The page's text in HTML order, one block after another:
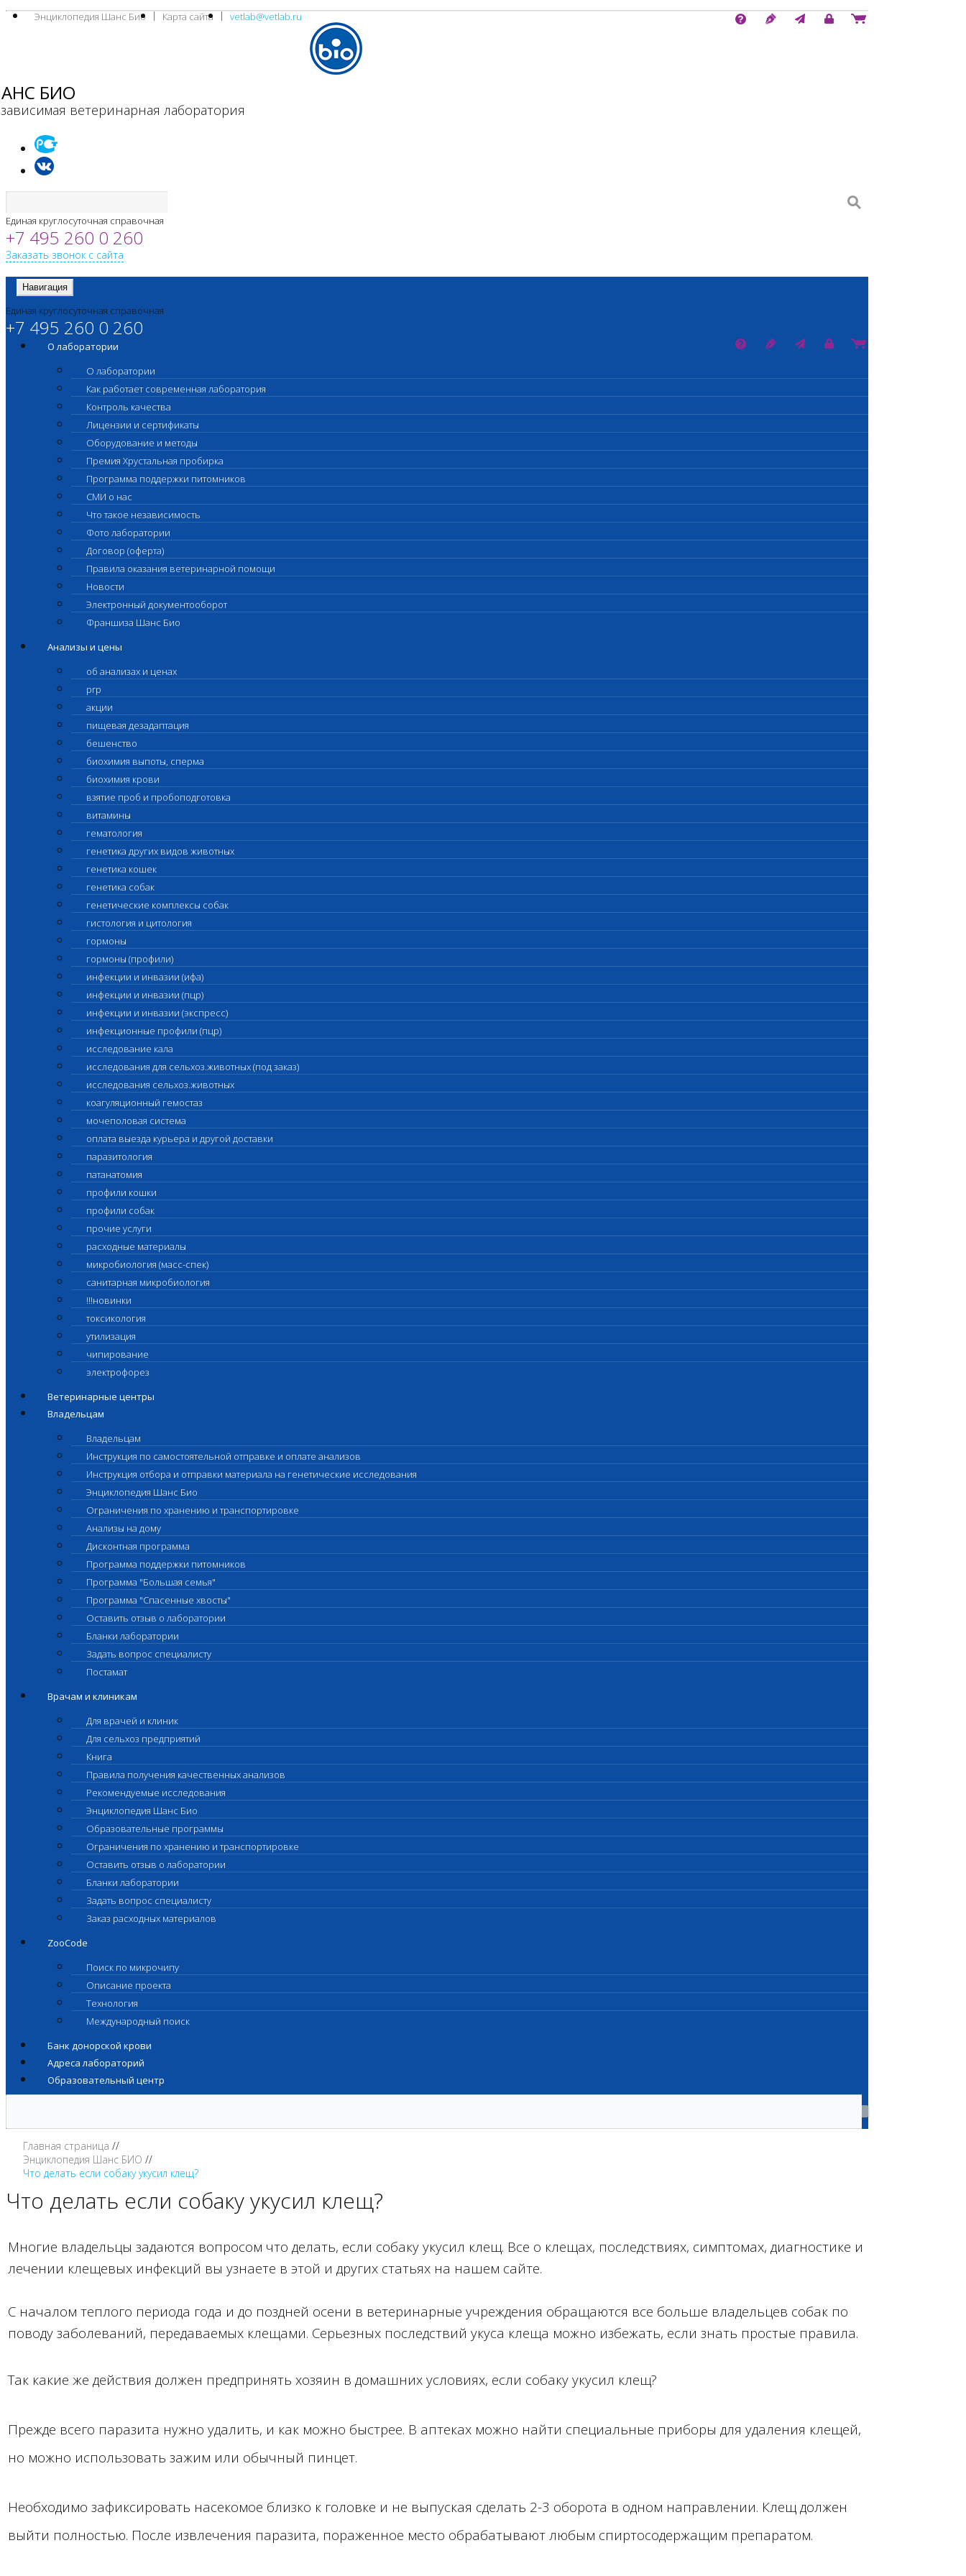
Энциклопедия Шанс Био Карта сайта vetlab@vetlab.ru
БИО
ветеринарная лаборатория
Единая круглосуточная справочная
+7 495 260 0 260
Заказать звонок с сайта
Навигация
Единая круглосуточная справочная
+7 495 260 0 260
О лаборатории
О лаборатории
Как работает современная лаборатория
Контроль качества
Лицензии и сертификаты
Оборудование и методы
Премия Хрустальная пробирка
Программа поддержки питомников
СМИ о нас
Что такое независимость
Фото лаборатории
Договор (оферта)
Правила оказания ветеринарной помощи
Новости
Электронный документооборот
Франшиза Шанс Био
Анализы и цены
об анализах и ценах
prp
акции
пищевая дезадаптация
бешенство
биохимия выпоты, сперма
биохимия крови
взятие проб и пробоподготовка
витамины
гематология
генетика других видов животных
генетика кошек
генетика собак
генетические комплексы собак
гистология и цитология
гормоны
гормоны (профили)
инфекции и инвазии (ифа)
инфекции и инвазии (пцр)
инфекции и инвазии (экспресс)
инфекционные профили (пцр)
исследование кала
исследования для сельхоз.животных (под заказ)
исследования сельхоз.животных
коагуляционный гемостаз
мочеполовая система
оплата выезда курьера и другой доставки
паразитология
патанатомия
профили кошки
профили собак
прочие услуги
расходные материалы
микробиология (масс-спек)
санитарная микробиология
!!!новинки
токсикология
утилизация
чипирование
электрофорез
Ветеринарные центры
Владельцам
Владельцам
Инструкция по самостоятельной отправке и оплате анализов
Инструкция отбора и отправки материала на генетические исследования
Энциклопедия Шанс Био
Ограничения по хранению и транспортировке
Анализы на дому
Дисконтная программа
Программа поддержки питомников
Программа "Большая семья"
Программа "Спасенные хвосты"
Оставить отзыв о лаборатории
Бланки лаборатории
Задать вопрос специалисту
Постамат
Врачам и клиникам
Для врачей и клиник
Для сельхоз предприятий
Книга
Правила получения качественных анализов
Рекомендуемые исследования
Энциклопедия Шанс Био
Образовательные программы
Ограничения по хранению и транспортировке
Оставить отзыв о лаборатории
Бланки лаборатории
Задать вопрос специалисту
Заказ расходных материалов
ZooCode
Поиск по микрочипу
Описание проекта
Технология
Международный поиск
Банк донорской крови
Адреса лабораторий
Образовательный центр
Главная страница
Энциклопедия Шанс БИО
Что делать если собаку укусил клещ?
Что делать если собаку укусил клещ?
Многие владельцы задаются вопросом что делать, если собаку укусил клещ. Все о клещах, последствиях, симптомах, диагностике и
лечении клещевых инфекций вы узнаете в этой и других статьях на нашем сайте.
С началом теплого периода года и до поздней осени в ветеринарные учреждения обращаются все больше владельцев собак по
поводу заболеваний, передаваемых клещами. Серьезных последствий укуса клеща можно избежать, если знать простые правила.
Так какие же действия должен предпринять хозяин в домашних условиях, если собаку укусил клещ?
Прежде всего паразита нужно удалить, и как можно быстрее. В аптеках можно найти специальные приборы для удаления клещей,
но можно использовать зажим или обычный пинцет.
Необходимо зафиксировать насекомое близко к головке и не выпуская сделать 2-3 оборота в одном направлении. Клещ должен
выйти полностью. После извлечения паразита, пораженное место обрабатывают любым спиртосодержащим препаратом.